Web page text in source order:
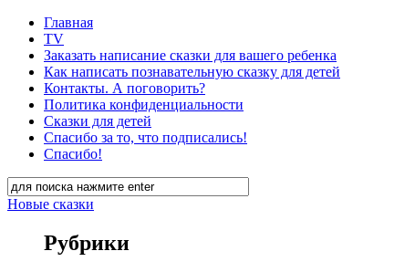
Главная
TV
Заказать написание сказки для вашего ребенка
Как написать познавательную сказку для детей
Контакты. А поговорить?
Политика конфиденциальности
Сказки для детей
Спасибо за то, что подписались!
Спасибо!
Новые сказки
Рубрики